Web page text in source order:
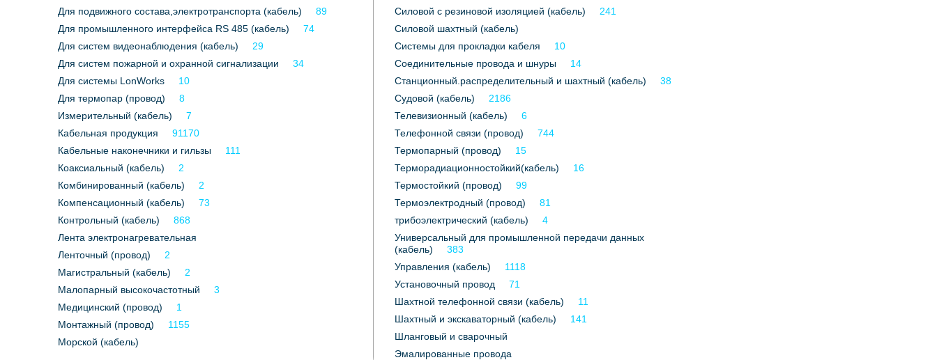
Для подвижного состава,электротранспорта (кабель)
89
Для промышленного интерфейса RS 485 (кабель)
74
Для систем видеонаблюдения (кабель)
29
Для систем пожарной и охранной сигнализации
34
Для системы LonWorks
10
Для термопар (провод)
8
Измерительный (кабель)
7
Кабельная продукция
91170
Кабельные наконечники и гильзы
111
Коаксиальный (кабель)
2
Комбинированный (кабель)
2
Компенсационный (кабель)
73
Контрольный (кабель)
868
Лента электронагревательная
Ленточный (провод)
2
Магистральный (кабель)
2
Малопарный высокочастотный
3
Медицинский (провод)
1
Монтажный (провод)
1155
Морской (кабель)
Силовой с резиновой изоляцией (кабель)
241
Силовой шахтный (кабель)
Системы для прокладки кабеля
10
Соединительные провода и шнуры
14
Станционный.распределительный и шахтный (кабель)
38
Судовой (кабель)
2186
Телевизионный (кабель)
6
Телефонной связи (провод)
744
Термопарный (провод)
15
Терморадиационностойкий(кабель)
16
Термостойкий (провод)
99
Термоэлектродный (провод)
81
трибоэлектрический (кабель)
4
Универсальный для промышленной передачи данных
(кабель)
383
Управления (кабель)
1118
Установочный провод
71
Шахтной телефонной связи (кабель)
11
Шахтный и экскаваторный (кабель)
141
Шланговый и сварочный
Эмалированные провода